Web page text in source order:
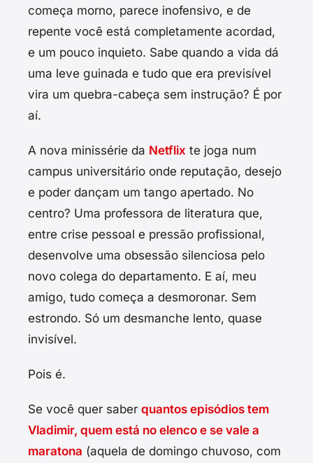
começa morno, parece inofensivo, e de
repente você está completamente acordad,
e um pouco inquieto. Sabe quando a vida dá
uma leve guinada e tudo que era previsível
vira um quebra-cabeça sem instrução? É por
aí.
A nova minissérie da Netflix te joga num
campus universitário onde reputação, desejo
e poder dançam um tango apertado. No
centro? Uma professora de literatura que,
entre crise pessoal e pressão profissional,
desenvolve uma obsessão silenciosa pelo
novo colega do departamento. E aí, meu
amigo, tudo começa a desmoronar. Sem
estrondo. Só um desmanche lento, quase
invisível.
Pois é.
Se você quer saber quantos episódios tem
Vladimir, quem está no elenco e se vale a
maratona (aquela de domingo chuvoso, com